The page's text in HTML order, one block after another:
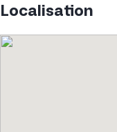
Localisation